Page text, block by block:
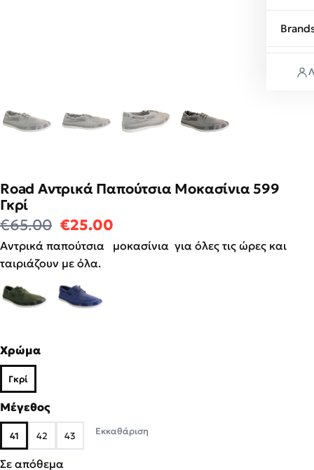
Road Αντρικά Παπούτσια Μοκασίνια 599
Γκρί
€65.00 Original price was: €65.00.
€25.00
Αντρικά παπούτσια μοκασίνια για όλες τις ώρες και
ταιριάζουν με όλα.
Χρώμα
Γκρί
Μέγεθος
41 42 43 Εκκαθάριση
Σε απόθεμα